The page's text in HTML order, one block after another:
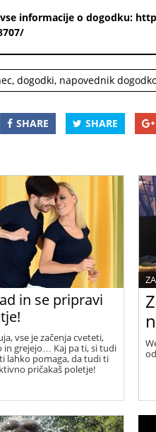
informacije o dogodku:
, dogodki, napovednik
SHARE SHARE
in se pripravi
vse je začenja cveteti,
in grejejo… Kaj pa ti, si tudi
lahko pomaga, da tudi ti
pričakaš poletje!